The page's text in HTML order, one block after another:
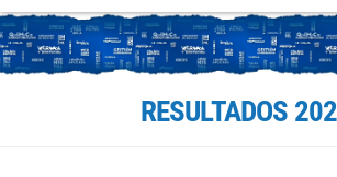
RESULTADOS